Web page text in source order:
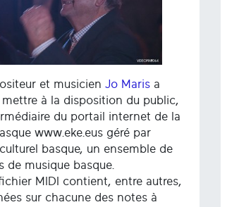
et musicien Jo Maris a
mettre à la disposition du public,
du portail internet de la
www.eke.eus géré par
basque, un ensemble de
de musique basque.
MIDI contient, entre autres,
sur chacune des notes à